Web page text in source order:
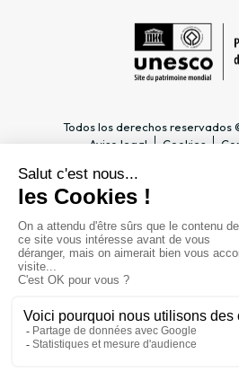
Todos los derechos reservados
Aviso legal
Cookies
INFORMACIÓN PRÁCTICA
Horario
Acceso
Precios y abonos
Contacto
EL ESTABLECIMIENTO
PÚBLICO